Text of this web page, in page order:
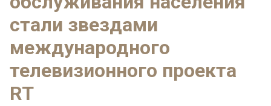
стали звездами
международного
телевизионного проекта
RT